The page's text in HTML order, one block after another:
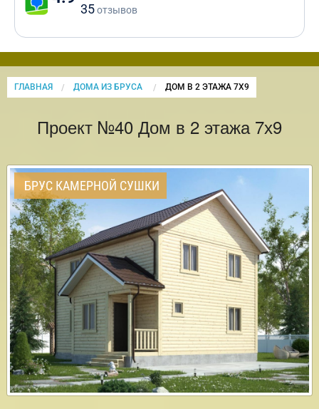
35отзывов
ГЛАВНАЯ ДОМА ИЗ БРУСА CURRENT:
ДОМ В 2 ЭТАЖА 7Х9
Проект №40 Дом в 2 этажа 7х9
БРУС КАМЕРНОЙ СУШКИ